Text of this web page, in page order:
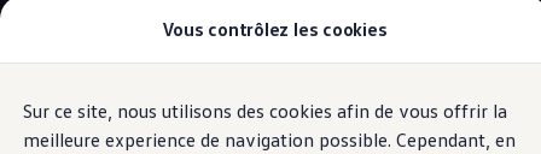
Vous contrôlez les cookies
Sur ce site, nous utilisons des cookies afin de vous offrir la
meilleure experience de navigation possible. Cependant, en
Aller au
contenu
Aller
au
Modèles et configurateur
Acheter une voiture
Garantie & financement
Batterie haute tension